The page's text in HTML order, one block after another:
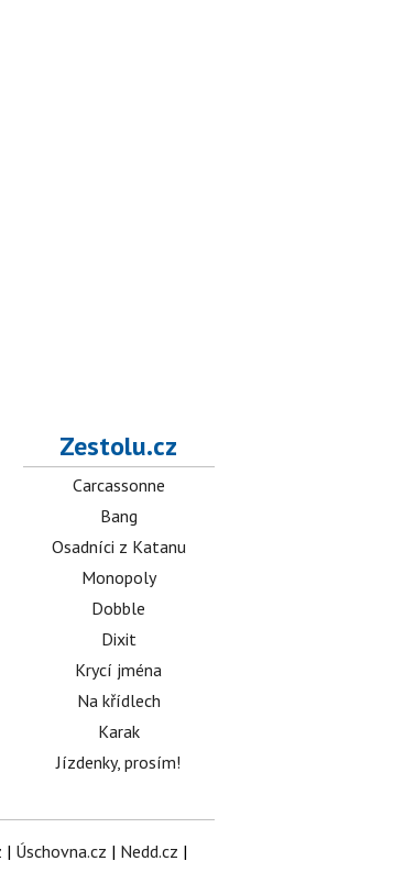
Zestolu.cz
Carcassonne
Bang
Osadníci z Katanu
Monopoly
Dobble
Dixit
Krycí jména
Na křídlech
Karak
Jízdenky, prosím!
| Úschovna.cz | Nedd.cz |